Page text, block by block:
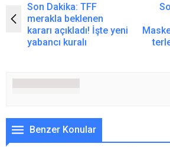
Son Dakika: TFF
merakla beklenen
kararı açıkladı! İşte yeni
yabancı kuralı
Benzer Konular